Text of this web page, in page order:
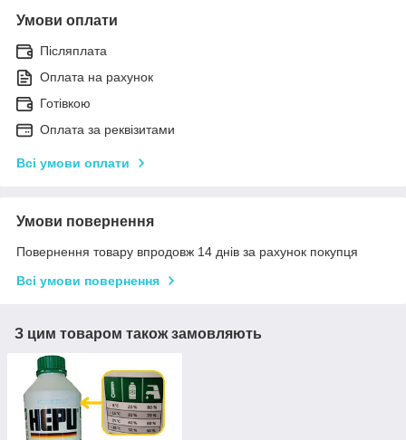
Умови оплати
Післяплата
Оплата на рахунок
Готівкою
Оплата за реквізитами
Всі умови оплати
Умови повернення
Повернення товару впродовж 14 днів за рахунок покупця
Всі умови повернення
З цим товаром також замовляють